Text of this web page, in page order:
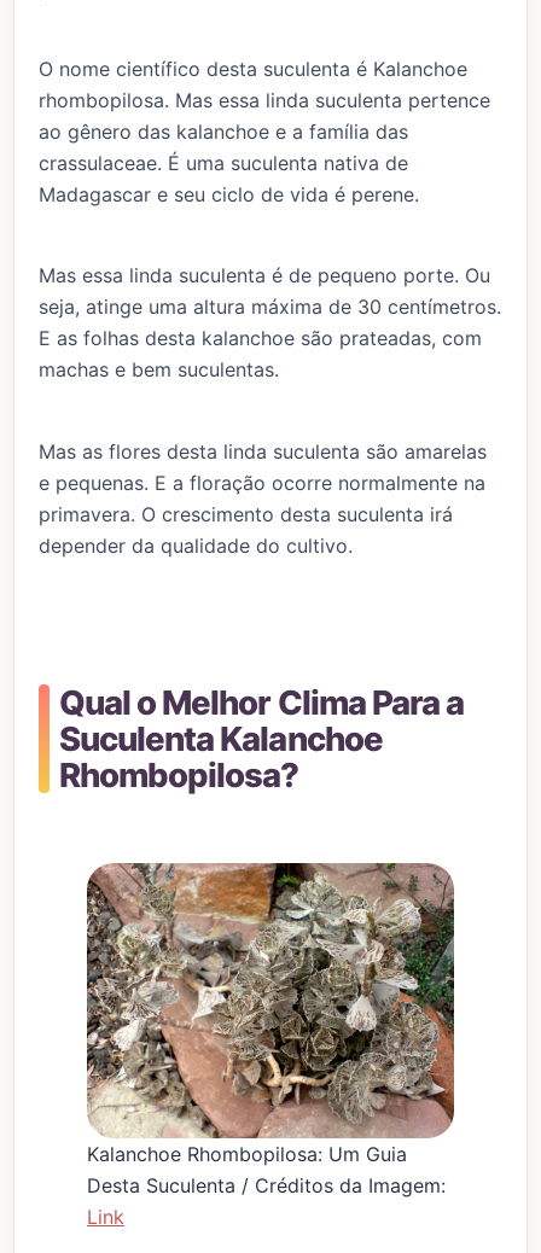
O nome científico desta suculenta é Kalanchoe
rhombopilosa. Mas essa linda suculenta pertence
ao gênero das kalanchoe e a família das
crassulaceae. É uma suculenta nativa de
Madagascar e seu ciclo de vida é perene.
Mas essa linda suculenta é de pequeno porte. Ou
seja, atinge uma altura máxima de 30 centímetros.
E as folhas desta kalanchoe são prateadas, com
machas e bem suculentas.
Mas as flores desta linda suculenta são amarelas
e pequenas. E a floração ocorre normalmente na
primavera. O crescimento desta suculenta irá
depender da qualidade do cultivo.
Qual o Melhor Clima Para a
Suculenta Kalanchoe
Rhombopilosa?
Kalanchoe Rhombopilosa: Um Guia
Desta Suculenta / Créditos da Imagem:
Link